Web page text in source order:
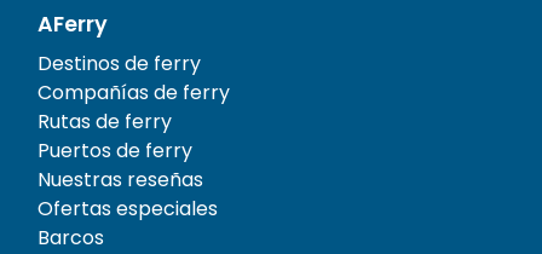
AFerry
Destinos de ferry
Compañías de ferry
Rutas de ferry
Puertos de ferry
Nuestras reseñas
Ofertas especiales
Barcos